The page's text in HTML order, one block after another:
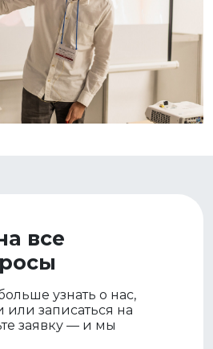
все
узнать о нас,
или записаться на
заявку — и мы